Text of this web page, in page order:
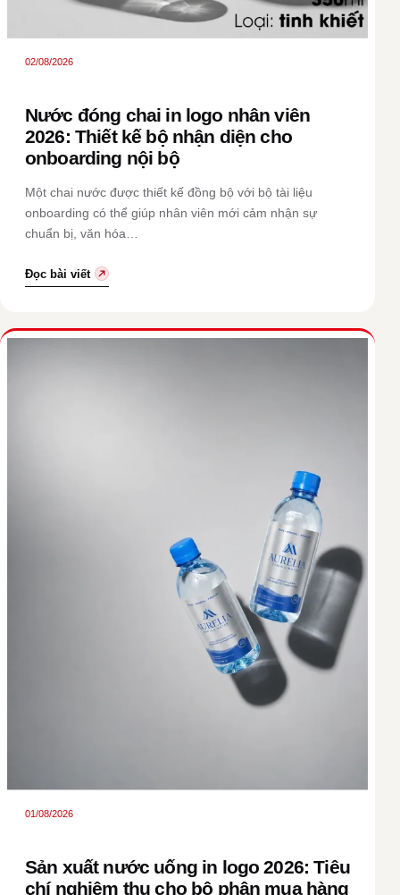
02/08/2026
Nước đóng chai in logo nhân viên
2026: Thiết kế bộ nhận diện cho
onboarding nội bộ
Một chai nước được thiết kế đồng bộ với bộ tài liệu
onboarding có thể giúp nhân viên mới cảm nhận sự
chuẩn bị, văn hóa…
Đọc bài viết
01/08/2026
Sản xuất nước uống in logo 2026: Tiêu
chí nghiệm thu cho bộ phận mua hàng